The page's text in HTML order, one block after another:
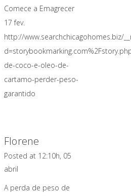
Comece a Emagrecer
17 fev.
http://www.searchchicagohomes.biz/
de-coco-e-oleo-de-
cartamo-perder-peso-
garantido
Florene
Posted at 12:10h, 05
abril
A perda de peso de